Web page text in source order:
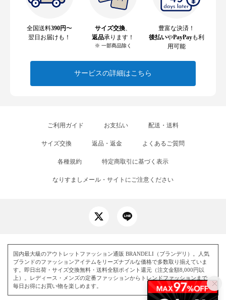
全国送料390円〜
翌日お届けも！
サイズ交換
返品承ります！
※ 一部商品除く
豊富な決済！
後払いやPayPayも利
用可能
サービスの詳細はこちら
ご利用ガイド お支払い 配送・送料
サイズ交換 返品・返金 よくあるご質問
各種規約 特定商取引に基づく表示
なりすましメール・サイトにご注意ください
国内最大級のアウトレットファッション通販 BRANDELI（ブランデリ）。人気
ブランドのファッションアイテムをリーズナブルな価格で多数取り揃えていま
す。即日出荷・サイズ交換無料・送料全額ポイント還元（注文金額8,000円以
上）。レディース・メンズの定番ファッションからトレンドファッションまで、
毎日お得にお買い物を楽しめます。